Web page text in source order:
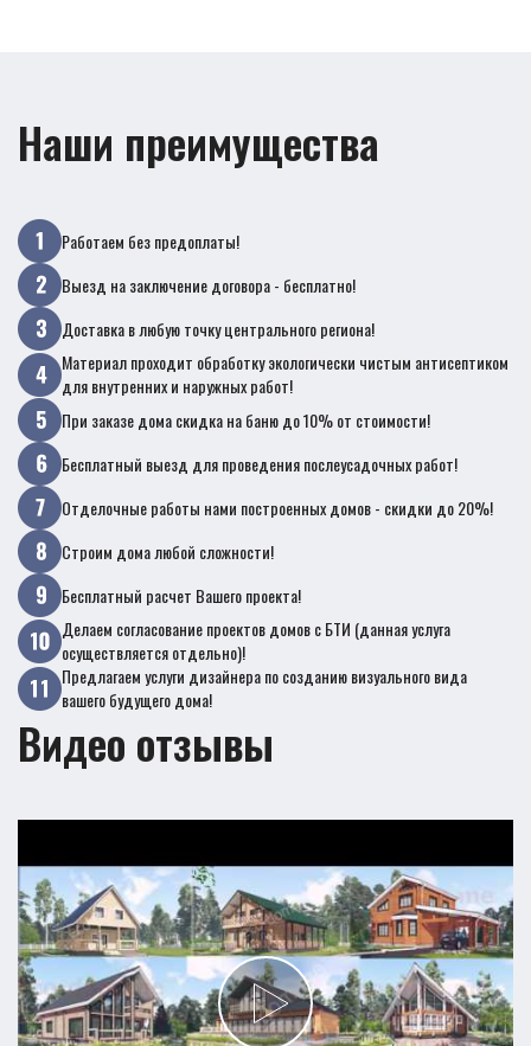
Наши преимущества
Работаем без предоплаты!
Выезд на заключение договора - бесплатно!
Доставка в любую точку центрального региона!
Материал проходит обработку экологически чистым антисептиком
для внутренних и наружных работ!
При заказе дома скидка на баню до 10% от стоимости!
Бесплатный выезд для проведения послеусадочных работ!
Отделочные работы нами построенных домов - скидки до 20%!
Строим дома любой сложности!
Бесплатный расчет Вашего проекта!
Делаем согласование проектов домов с БТИ (данная услуга
осуществляется отдельно)!
Предлагаем услуги дизайнера по созданию визуального вида
вашего будущего дома!
Видео отзывы